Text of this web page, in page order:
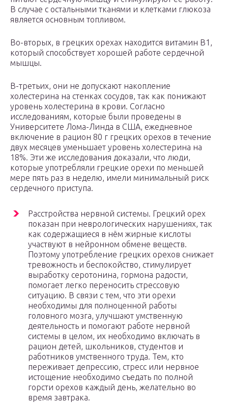
В случае с остальными тканями и клетками глюкоза
является основным топливом.
Во-вторых, в грецких орехах находится витамин В1,
который способствует хорошей работе сердечной
мышцы.
В-третьих, они не допускают накопление
холестерина на стенках сосудов, так как понижают
уровень холестерина в крови. Согласно
исследованиям, которые были проведены в
Университете Лома-Линда в США, ежедневное
включение в рацион 80 г грецких орехов в течение
двух месяцев уменьшает уровень холестерина на
18%. Эти же исследования доказали, что люди,
которые употребляли грецкие орехи по меньшей
мере пять раз в неделю, имели минимальный риск
сердечного приступа.
Расстройства нервной системы. Грецкий орех
показан при неврологических нарушениях, так
как содержащиеся в нём жирные кислоты
участвуют в нейронном обмене веществ.
Поэтому употребление грецких орехов снижает
тревожность и беспокойство, стимулирует
выработку серотонина, гормона радости,
помогает легко переносить стрессовую
ситуацию. В связи с тем, что эти орехи
необходимы для полноценной работы
головного мозга, улучшают умственную
деятельность и помогают работе нервной
системы в целом, их необходимо включать в
рацион детей, школьников, студентов и
работников умственного труда. Тем, кто
переживает депрессию, стресс или нервное
истощение необходимо съедать по полной
горсти орехов каждый день, желательно во
время завтрака.